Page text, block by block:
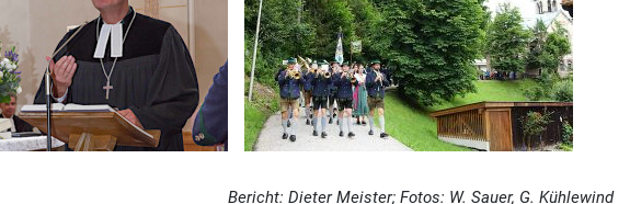
Bericht: Dieter Meister; Fotos: W. Sauer, G. Kühlewind